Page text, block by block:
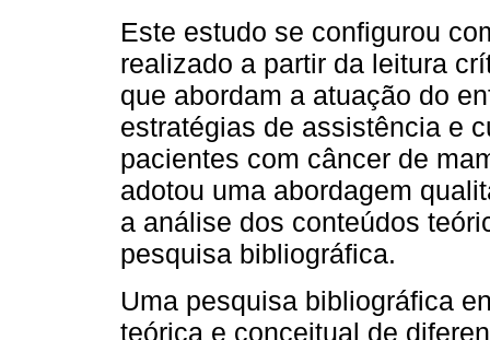
Este estudo se configurou
realizado a partir da leitura
que abordam a atuação do
estratégias de assistência e
pacientes com câncer de
adotou uma abordagem
a análise dos conteúdos
pesquisa bibliográfica.
Uma pesquisa bibliográfica
teórica e conceitual de